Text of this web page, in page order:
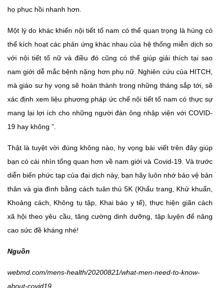
họ phục hồi nhanh hơn.
Một lý do khác khiến nội tiết tố nam có thể quan trọng là húng có
thể kích hoạt các phản ứng khác nhau của hệ thống miễn dịch so
với nội tiết tố nữ và điều đó cũng có thể giúp giải thích tại sao
nam giới dễ mắc bệnh nặng hơn phụ nữ. Nghiên cứu của HITCH,
mà giáo sư hy vọng sẽ hoàn thành trong những tháng sắp tới, sẽ
xác định xem liệu phương pháp ức chế nội tiết tố nam có thực sự
mang lại lợi ích cho những người đàn ông nhập viện với COVID-
19 hay không ”.
Thật là tuyệt vời đúng không nào, hy vọng bài viết trên đây giúp
bạn có cái nhìn tổng quan hơn về nam giới và Covid-19. Và trước
diễn biến phức tạp của đại dịch này, bạn hãy luôn nhớ bảo vệ bản
thân và gia đình bằng cách tuân thủ 5K (Khẩu trang, Khử khuẩn,
Khoảng cách, Không tụ tập, Khai báo y tế), thực hiện giãn cách
xã hội theo yêu cầu, tăng cường dinh dưỡng, tập luyện để nâng
cao sức đề kháng nhé!
Nguồn
webmd.com/mens-health/20200821/what-men-need-to-know-
about-covid19